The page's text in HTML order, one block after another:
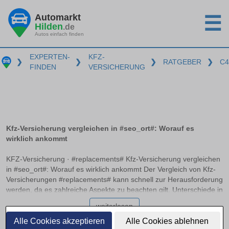
Alle Cookies akzeptieren Alle Cookies ablehnen
Automarkt
Hilden.de
Autos einfach finden ☰
❯
EXPERTEN-
FINDEN
❯
KFZ-
VERSICHERUNG
❯ RATGEBER ❯
Kfz-Versicherung vergleichen in #seo_ort#: Worauf es
wirklich ankommt
KFZ-Versicherung · #replacements# Kfz-Versicherung vergleichen
in #seo_ort#: Worauf es wirklich ankommt Der Vergleich von Kfz-
Versicherungen #replacements# kann schnell zur Herausforderung
werden, da es zahlreiche Aspekte zu beachten gilt. Unterschiede in
Haftpflicht, Teilkasko und Vollkasko, empfohlene
Deckungssummen sowie die Bedeutung von Typ- und
Regionalklassen spielen eine entscheidende Rolle. Dieser Artikel
weiterlesen